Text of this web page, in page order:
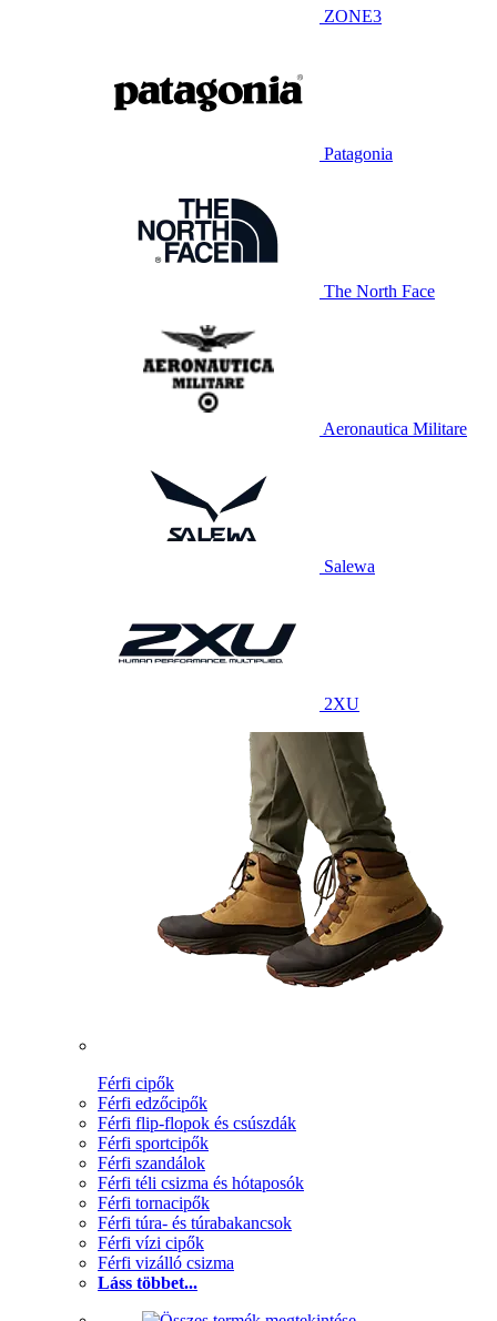
ZONE3
Patagonia
The North Face
Aeronautica Militare
Salewa
2XU
Férfi cipők
Férfi edzőcipők
Férfi flip-flopok és csúszdák
Férfi sportcipők
Férfi szandálok
Férfi téli csizma és hótaposók
Férfi tornacipők
Férfi túra- és túrabakancsok
Férfi vízi cipők
Férfi vizálló csizma
Láss többet...